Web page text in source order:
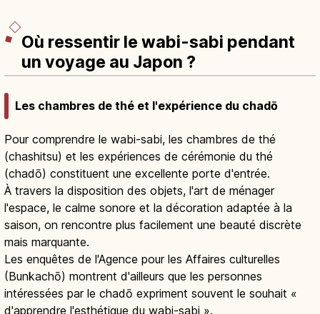
Où ressentir le wabi-sabi pendant
un voyage au Japon ?
Les chambres de thé et l'expérience du chadō
Pour comprendre le wabi-sabi, les chambres de thé
(chashitsu) et les expériences de cérémonie du thé
(chadō) constituent une excellente porte d'entrée.
À travers la disposition des objets, l'art de ménager
l'espace, le calme sonore et la décoration adaptée à la
saison, on rencontre plus facilement une beauté discrète
mais marquante.
Les enquêtes de l'Agence pour les Affaires culturelles
(Bunkachō) montrent d'ailleurs que les personnes
intéressées par le chadō expriment souvent le souhait «
d'apprendre l'esthétique du wabi-sabi ».